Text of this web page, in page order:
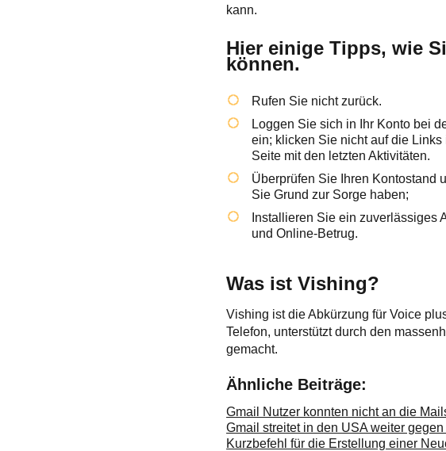
kann.
Hier einige Tipps, wie
können.
Rufen Sie nicht zurück.
Loggen Sie sich in Ihr Konto bei
ein; klicken Sie nicht auf die
Seite mit den letzten Aktivitäten.
Überprüfen Sie Ihren Kontostand
Sie Grund zur Sorge haben;
Installieren Sie ein zuverlässiges
und Online-Betrug.
Was ist Vishing?
Vishing ist die Abkürzung für Voice
Telefon, unterstützt durch den
gemacht.
Ähnliche Beiträge:
Gmail Nutzer konnten nicht an die
Gmail streitet in den USA weiter
Kurzbefehl für die Erstellung einer